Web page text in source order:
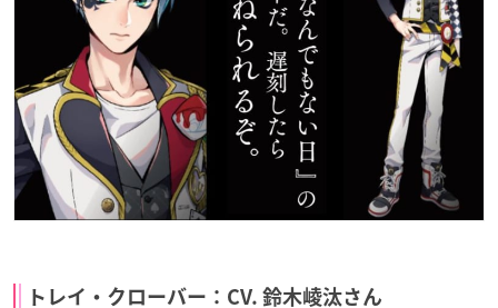
トレイ・クローバー：CV. 鈴木崚汰さん